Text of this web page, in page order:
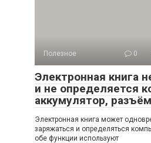
Полезное 0
Электронная книга
и не определяется
аккумулятор,
Электронная книга может
заряжаться и определяться
обе функции используют